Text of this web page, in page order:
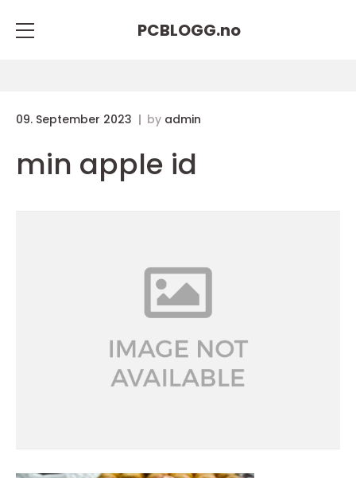
PCBLOGG.no
09. September 2023 by admin
min apple id